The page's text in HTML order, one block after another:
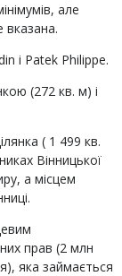
але
вказана.
і Patek Philippe.
(272 кв. м) і
( 1 499 кв.
Вінницької
а місцем
прав (2 млн
яка займається